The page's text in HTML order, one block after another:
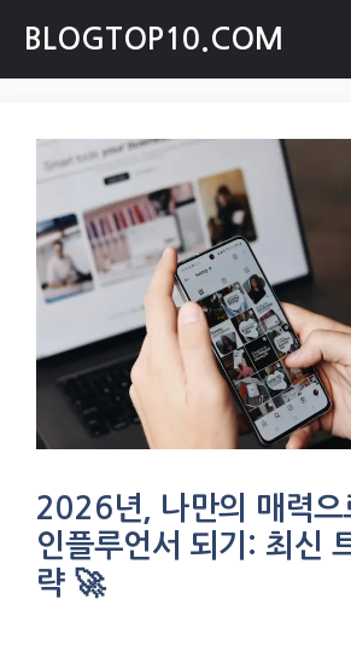
content
BLOGTOP10.COM
2026년, 나만의 매력으
인플루언서 되기: 최신
략 🚀